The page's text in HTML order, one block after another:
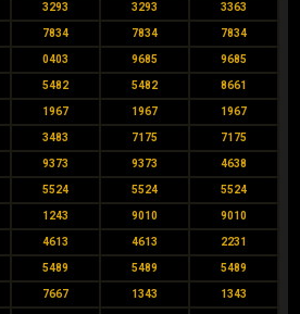
3293 3293 3363
7834 7834 7834
0403 9685 9685
5482 5482 8661
1967 1967 1967
3483 7175 7175
9373 9373 4638
5524 5524 5524
1243 9010 9010
4613 4613 2231
5489 5489 5489
7667 1343 1343